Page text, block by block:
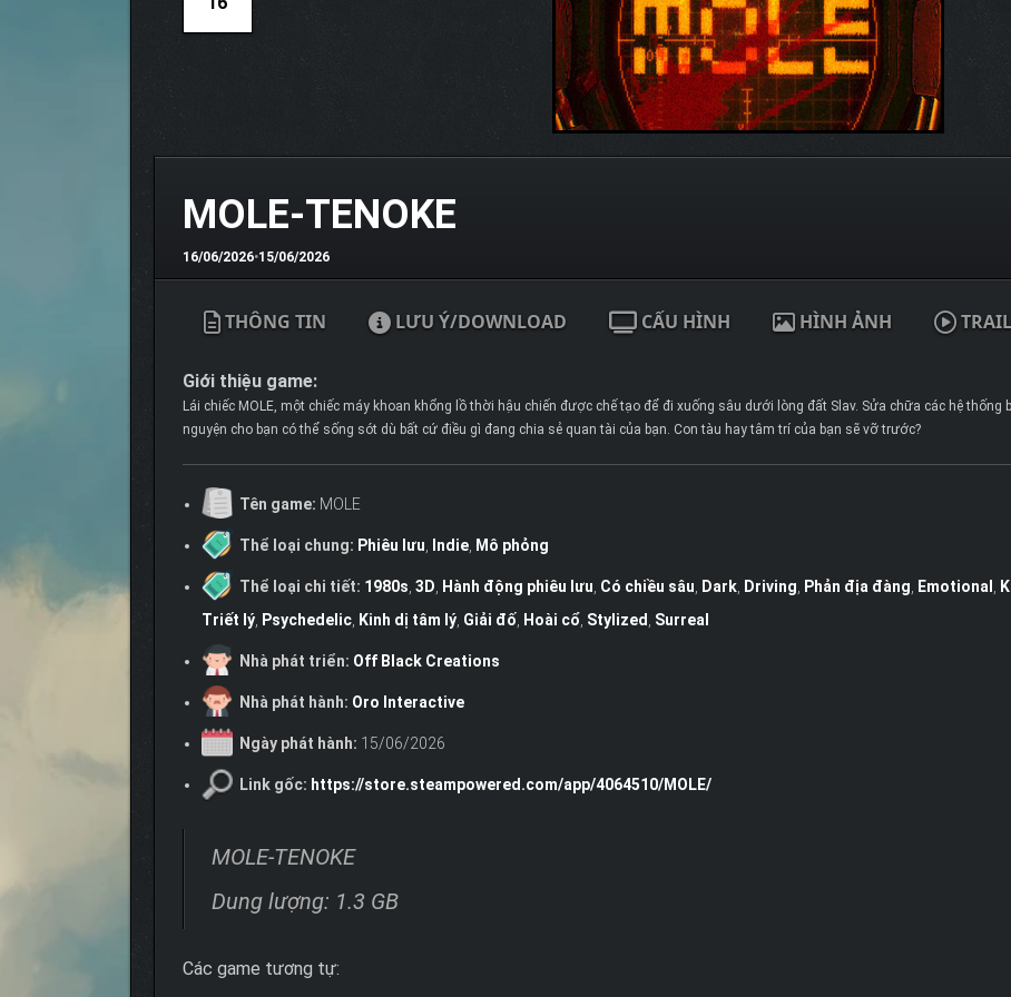
MOLE-TENOKE
16/06/2026•15/06/2026
THÔNG TIN LƯU Ý/DOWNLOAD CẤU HÌNH HÌNH ẢNH
Giới thiệu game:
Lái chiếc MOLE, một chiếc máy khoan khổng lồ thời hậu chiến được chế tạo để đi xuống sâu dưới lòng đất Slav. Sửa chữa các hệ
nguyện cho bạn có thể sống sót dù bất cứ điều gì đang chia sẻ quan tài của bạn. Con tàu hay tâm trí của bạn sẽ vỡ trước?
Tên game: MOLE
Thể loại chung: Phiêu lưu Indie, Mô phỏng
Thể loại chi tiết: 1980s 3D Hành động phiêu lưu Có chiều sâu Dark, Driving Phản địa đàng Emotional
Triết lý, Psychedelic, Kinh dị tâm lý, Giải đố Hoài cổ Stylized Surreal
Nhà phát triển: Off Black Creations
Nhà phát hành: Oro Interactive
Ngày phát hành: 15/06/2026
Link gốc: https://store.steampowered.com/app/4064510/MOLE/
MOLE-TENOKE
Dung lượng: 1.3 GB
Các game tương tự: